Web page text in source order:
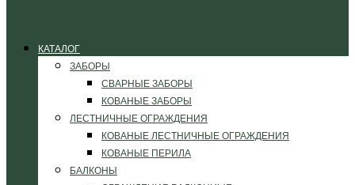
КАТАЛОГ
ЗАБОРЫ
СВАРНЫЕ ЗАБОРЫ
КОВАНЫЕ ЗАБОРЫ
ЛЕСТНИЧНЫЕ ОГРАЖДЕНИЯ
КОВАНЫЕ ЛЕСТНИЧНЫЕ ОГРАЖДЕНИЯ
КОВАНЫЕ ПЕРИЛА
БАЛКОНЫ